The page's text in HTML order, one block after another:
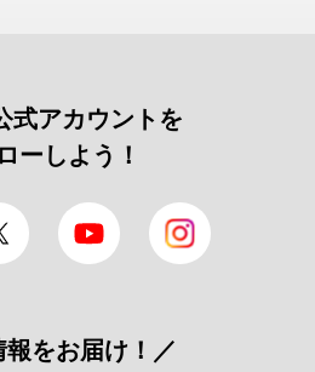
式アカウントを
ーしよう！
Twitter YouTube
報をお届け！／